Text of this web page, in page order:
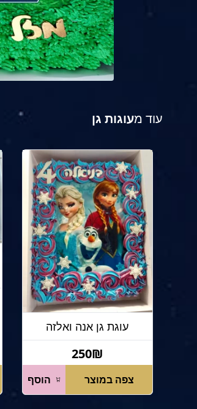
עוד מעוגות גן
עוגת גן אנה ואלזה
250₪
צפה במוצר הוסף